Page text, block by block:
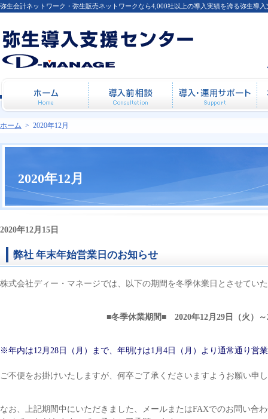
2020年12月
弥生会計ネットワーク・弥生販売ネットワークなら4,000社以上の導入実績を誇る弥生導
2020年12月15日
弊社 年末年始営業日のお知らせ
株式会社ディー・マネージでは、以下の期間を冬季休業日とさせてい
■冬季休業期間■ 2020年12月29日（火）～
※年内は12月28日（月）まで、年明けは1月4日（月）より通常通り営
ご不便をお掛けいたしますが、何卒ご了承くださいますようお願い申
なお、上記期間中にいただきました、メールまたはFAXでのお問い合
ホーム 導入前相談 導
ホーム > 2020年12月